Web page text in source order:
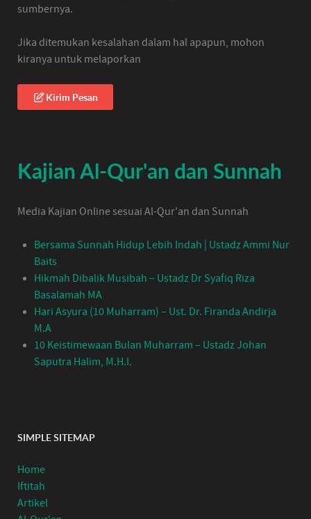
sumbernya.
Jika ditemukan kesalahan dalam hal apapun, mohon
kiranya untuk melaporkan
Kirim Pesan
Kajian Al-Qur'an dan Sunnah
Media Kajian Online sesuai Al-Qur'an dan Sunnah
Bersama Sunnah Hidup Lebih Indah | Ustadz Ammi Nur
Baits
Hikmah Dibalik Musibah – Ustadz Dr Syafiq Riza
Basalamah MA
Hari Asyura (10 Muharram) – Ust. Dr. Firanda Andirja
M.A
10 Keistimewaan Bulan Muharram – Ustadz Johan
Saputra Halim, M.H.I.
SIMPLE SITEMAP
Home
Iftitah
Artikel